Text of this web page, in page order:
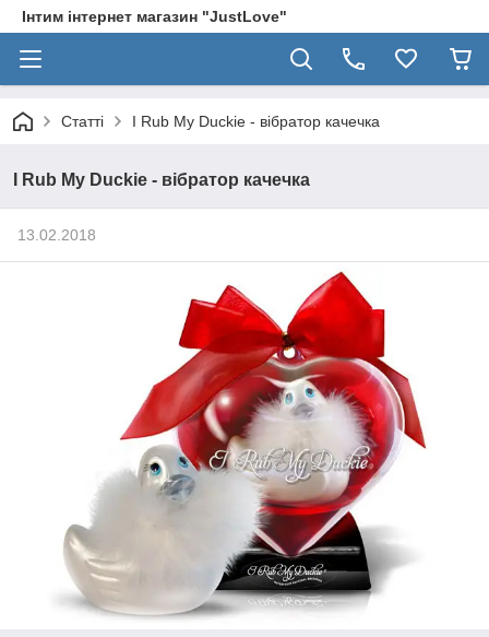
Інтим інтернет магазин "JustLove"
Статті I Rub My Duckie - вібратор качечка
I Rub My Duckie - вібратор качечка
13.02.2018